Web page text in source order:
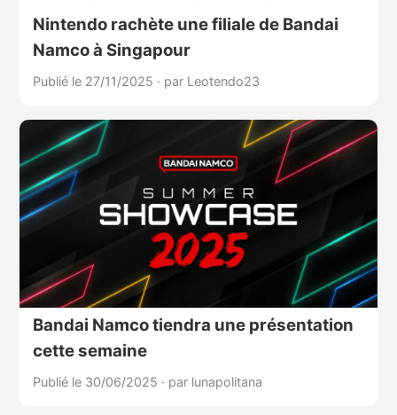
Nintendo rachète une filiale de Bandai
Namco à Singapour
Publié le 27/11/2025 · par Leotendo23
Bandai Namco tiendra une présentation
cette semaine
Publié le 30/06/2025 · par lunapolitana